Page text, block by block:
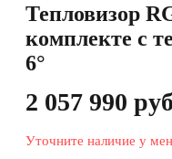
Тепловизор
комплекте с
6°
2 057 990
Уточните наличие у